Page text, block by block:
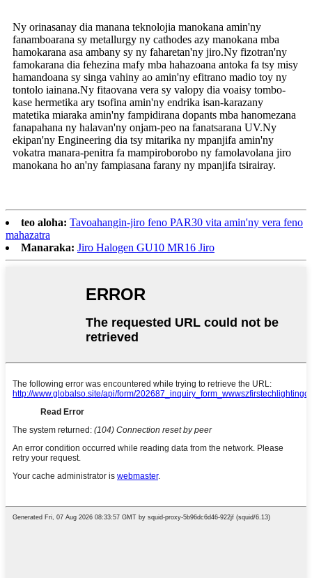
Ny orinasanay dia manana teknolojia manokana amin'ny
fanamboarana sy metallurgy ny cathodes azy manokana mba
hamokarana asa ambany sy ny faharetan'ny jiro.Ny fizotran'ny
famokarana dia fehezina mafy mba hahazoana antoka fa tsy misy
hamandoana sy singa vahiny ao amin'ny efitrano madio toy ny
tontolo iainana.Ny fitaovana vera sy valopy dia voaisy tombo-
kase hermetika ary tsofina amin'ny endrika isan-karazany
matetika miaraka amin'ny fampidirana dopants mba hanomezana
fanapahana ny halavan'ny onjam-peo na fanatsarana UV.Ny
ekipan'ny Engineering dia tsy mitarika ny mpanjifa amin'ny
vokatra manara-penitra fa mampiroborobo ny famolavolana jiro
manokana ho an'ny fampiasana farany ny mpanjifa tsirairay.
teo aloha: Tavoahangin-jiro feno PAR30 vita amin'ny vera feno
mahazatra
Manaraka: Jiro Halogen GU10 MR16 Jiro